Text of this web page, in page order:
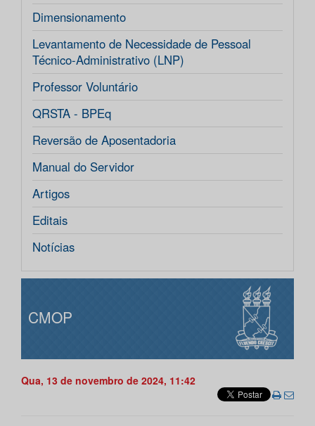
Dimensionamento
Levantamento de Necessidade de Pessoal
Técnico-Administrativo (LNP)
Professor Voluntário
QRSTA - BPEq
Reversão de Aposentadoria
Manual do Servidor
Artigos
Editais
Notícias
CMOP
Qua, 13 de novembro de 2024, 11:42